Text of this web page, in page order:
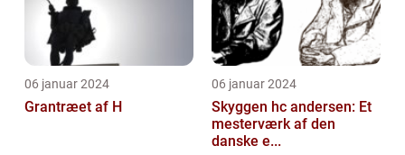
06 januar 2024
Grantræet af H
06 januar 2024
Skyggen hc andersen: Et
mesterværk af den
danske e...